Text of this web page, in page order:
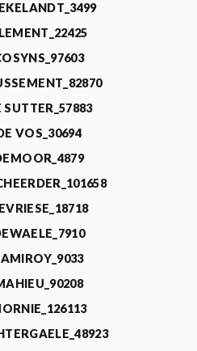
SUTTER_57883
VOS_30694